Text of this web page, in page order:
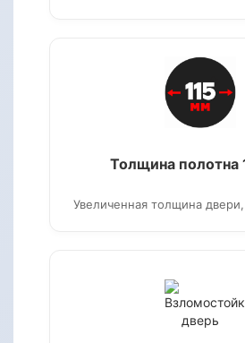
Толщина полотна
Увеличенная толщина